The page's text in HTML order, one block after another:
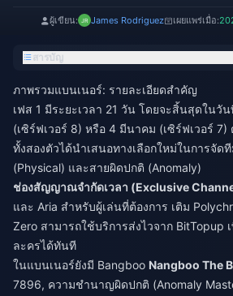
ผู้เขียน: James Rodriguez เผยแพร่เมื่อ:
สารบัญ
ภาพรวมแบนเนอร์: รายละเอียดสำคัญ
เฟส 1 มีระยะเวลา 21 วัน โดยจะสิ้นสุดในวั
(เซิร์ฟเวอร์ 8) หรือ 4 มีนาคม (เซิร์ฟเวอร์
ทั้งสองตัวได้นำเสนอทางเลือกใหม่ในการจัด
(Physical) และสายผิดปกติ (Anomaly)
ช่องสัญญาณจำกัดเวลา (Exclusive
และ Aria สำหรับผู้เล่นที่ต้องการ เติม
Zero สามารถใช้บริการส่งไวจาก BitTopup
ละครได้ทันที
ในแบนเนอร์ยังมี Bangboo Nangboo The
7896, ความชำนาญผิดปกติ (Anomaly